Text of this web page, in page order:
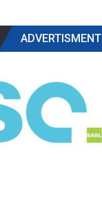
ADVERTISMENT